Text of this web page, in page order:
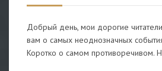
Добрый день, мои дорогие
вам о самых неоднозначных
Коротко о самом противоречивом.